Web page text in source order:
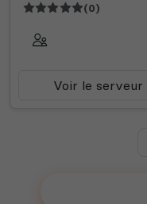
(0)
Voir le serveur